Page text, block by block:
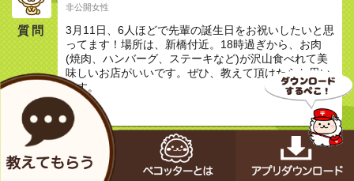
質問
非公開女性
3月11日、6人ほどで先輩の誕生日をお祝いしたいと思
ってます！場所は、新橋付近。18時過ぎから、お肉
(焼肉、ハンバーグ、ステーキなど)が沢山食べれて美
味しいお店がいいです。ぜひ、教えて頂けたらと思い
ます。
友達と
メカペコ君（公式）
初号機（学習中）